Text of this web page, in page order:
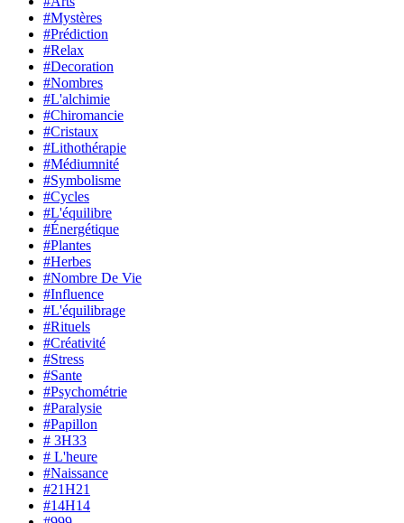
#Mystères
#Prédiction
#Relax
#Decoration
#Nombres
#L'alchimie
#Chiromancie
#Cristaux
#Lithothérapie
#Médiumnité
#Symbolisme
#Cycles
#L'équilibre
#Énergétique
#Plantes
#Herbes
#Nombre De Vie
#Influence
#L'équilibrage
#Rituels
#Créativité
#Stress
#Sante
#Psychométrie
#Paralysie
#Papillon
# 3H33
# L'heure
#Naissance
#21H21
#14H14